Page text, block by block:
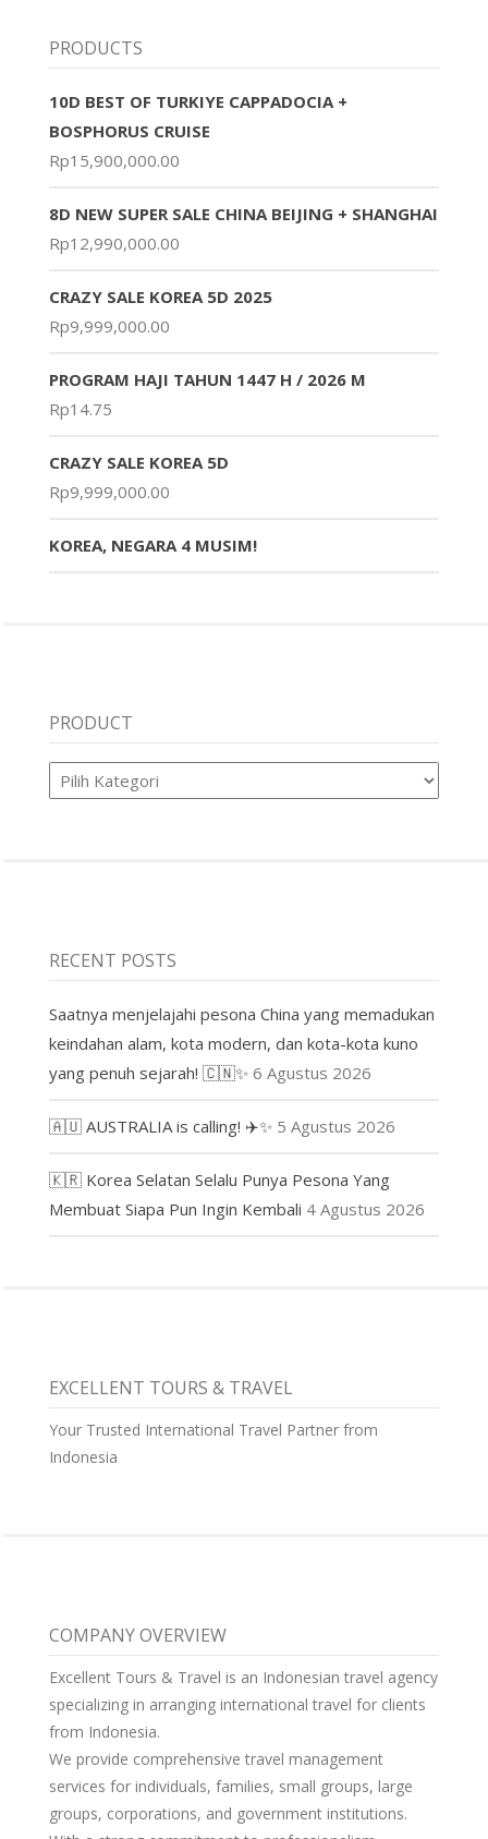
PRODUCTS
10D BEST OF TURKIYE CAPPADOCIA +
BOSPHORUS CRUISE
Rp15,900,000.00
8D NEW SUPER SALE CHINA BEIJING + SHANGHAI
Rp12,990,000.00
CRAZY SALE KOREA 5D 2025
Rp9,999,000.00
PROGRAM HAJI TAHUN 1447 H / 2026 M
Rp14.75
CRAZY SALE KOREA 5D
Rp9,999,000.00
KOREA, NEGARA 4 MUSIM!
PRODUCT
Product
RECENT POSTS
Saatnya menjelajahi pesona China yang memadukan
keindahan alam, kota modern, dan kota-kota kuno
yang penuh sejarah! 🇨🇳✨ 6 Agustus 2026
🇦🇺 AUSTRALIA is calling! ✈️✨ 5 Agustus 2026
🇰🇷 Korea Selatan Selalu Punya Pesona Yang
Membuat Siapa Pun Ingin Kembali 4 Agustus 2026
EXCELLENT TOURS & TRAVEL
Your Trusted International Travel Partner from
Indonesia
COMPANY OVERVIEW
Excellent Tours & Travel is an Indonesian travel agency
specializing in arranging international travel for clients
from Indonesia.
We provide comprehensive travel management
services for individuals, families, small groups, large
groups, corporations, and government institutions.